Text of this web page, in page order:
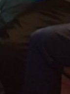
PODCAST
Details zum